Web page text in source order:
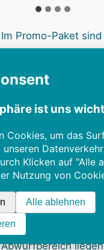
Im Promo-Paket sind
Entenfamilien – von
unterschiedlichen
ganz eigenen Stil
gezeichnet – auch
noch Spielhilfen
enthalten, die
anzeigen, wie viele
Karten im
Abwurfbereich liegen